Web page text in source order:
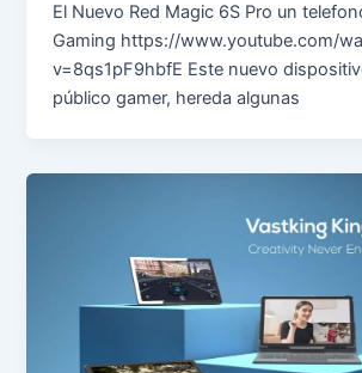
El Nuevo Red Magic 6S Pro un
Gaming https://www.youtube.com/
v=8qs1pF9hbfE Este nuevo
público gamer, hereda algunas